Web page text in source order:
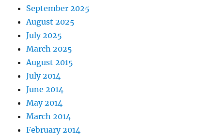
September 2025
August 2025
July 2025
March 2025
August 2015
July 2014
June 2014
May 2014
March 2014
February 2014